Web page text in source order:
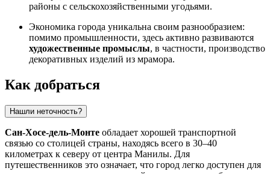
районы с сельскохозяйственными угодьями.
Экономика города уникальна своим разнообразием:
помимо промышленности, здесь активно развиваются
художественные промыслы, в частности, производство
декоративных изделий из мрамора.
Как добраться
Нашли неточность?
Сан-Хосе-дель-Монте обладает хорошей транспортной
связью со столицей страны, находясь всего в 30–40
километрах к северу от центра Манилы. Для
путешественников это означает, что город легко доступен для